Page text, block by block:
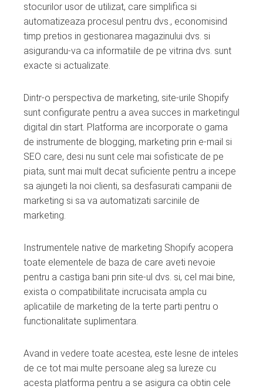
stocurilor usor de utilizat, care simplifica si
automatizeaza procesul pentru dvs., economisind
timp pretios in gestionarea magazinului dvs. si
asigurandu-va ca informatiile de pe vitrina dvs. sunt
exacte si actualizate.
Dintr-o perspectiva de marketing, site-urile Shopify
sunt configurate pentru a avea succes in marketingul
digital din start. Platforma are incorporate o gama
de instrumente de blogging, marketing prin e-mail si
SEO care, desi nu sunt cele mai sofisticate de pe
piata, sunt mai mult decat suficiente pentru a incepe
sa ajungeti la noi clienti, sa desfasurati campanii de
marketing si sa va automatizati sarcinile de
marketing.
Instrumentele native de marketing Shopify acopera
toate elementele de baza de care aveti nevoie
pentru a castiga bani prin site-ul dvs. si, cel mai bine,
exista o compatibilitate incrucisata ampla cu
aplicatiile de marketing de la terte parti pentru o
functionalitate suplimentara.
Avand in vedere toate acestea, este lesne de inteles
de ce tot mai multe persoane aleg sa lureze cu
acesta platforma pentru a se asigura ca obtin cele